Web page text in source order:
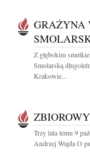
GRAŻYNA
Z głębokim
Smolarską
Krakowie...
ZBIOROWY
Trzy lata temu 9
Andrzej Wajda O